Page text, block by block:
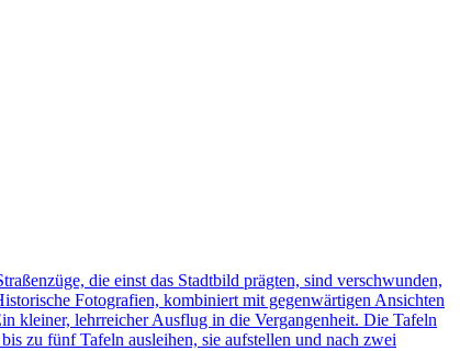
die einst das Stadtbild prägten, sind verschwunden,
Fotografien, kombiniert mit gegenwärtigen Ansichten
kleiner, lehrreicher Ausflug in die Vergangenheit. Die Tafeln
zu fünf Tafeln ausleihen, sie aufstellen und nach zwei